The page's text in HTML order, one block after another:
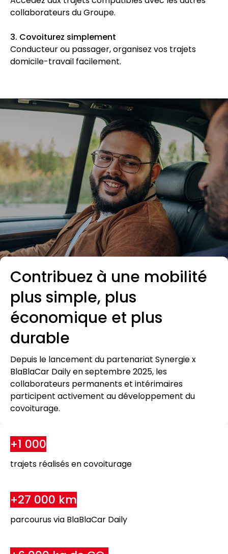
collaborateurs du Groupe.
3. Covoiturez simplement
Conducteur ou passager, organisez vos trajets
domicile-travail facilement.
Contribuez à une mobilité
plus simple, plus
économique et plus
durable
Depuis le lancement du partenariat Synergie x
BlaBlaCar Daily en septembre 2025, les
collaborateurs permanents et intérimaires
participent activement au développement du
covoiturage.
+1 000
trajets réalisés en covoiturage
+27 000 km
parcourus via BlaBlaCar Daily